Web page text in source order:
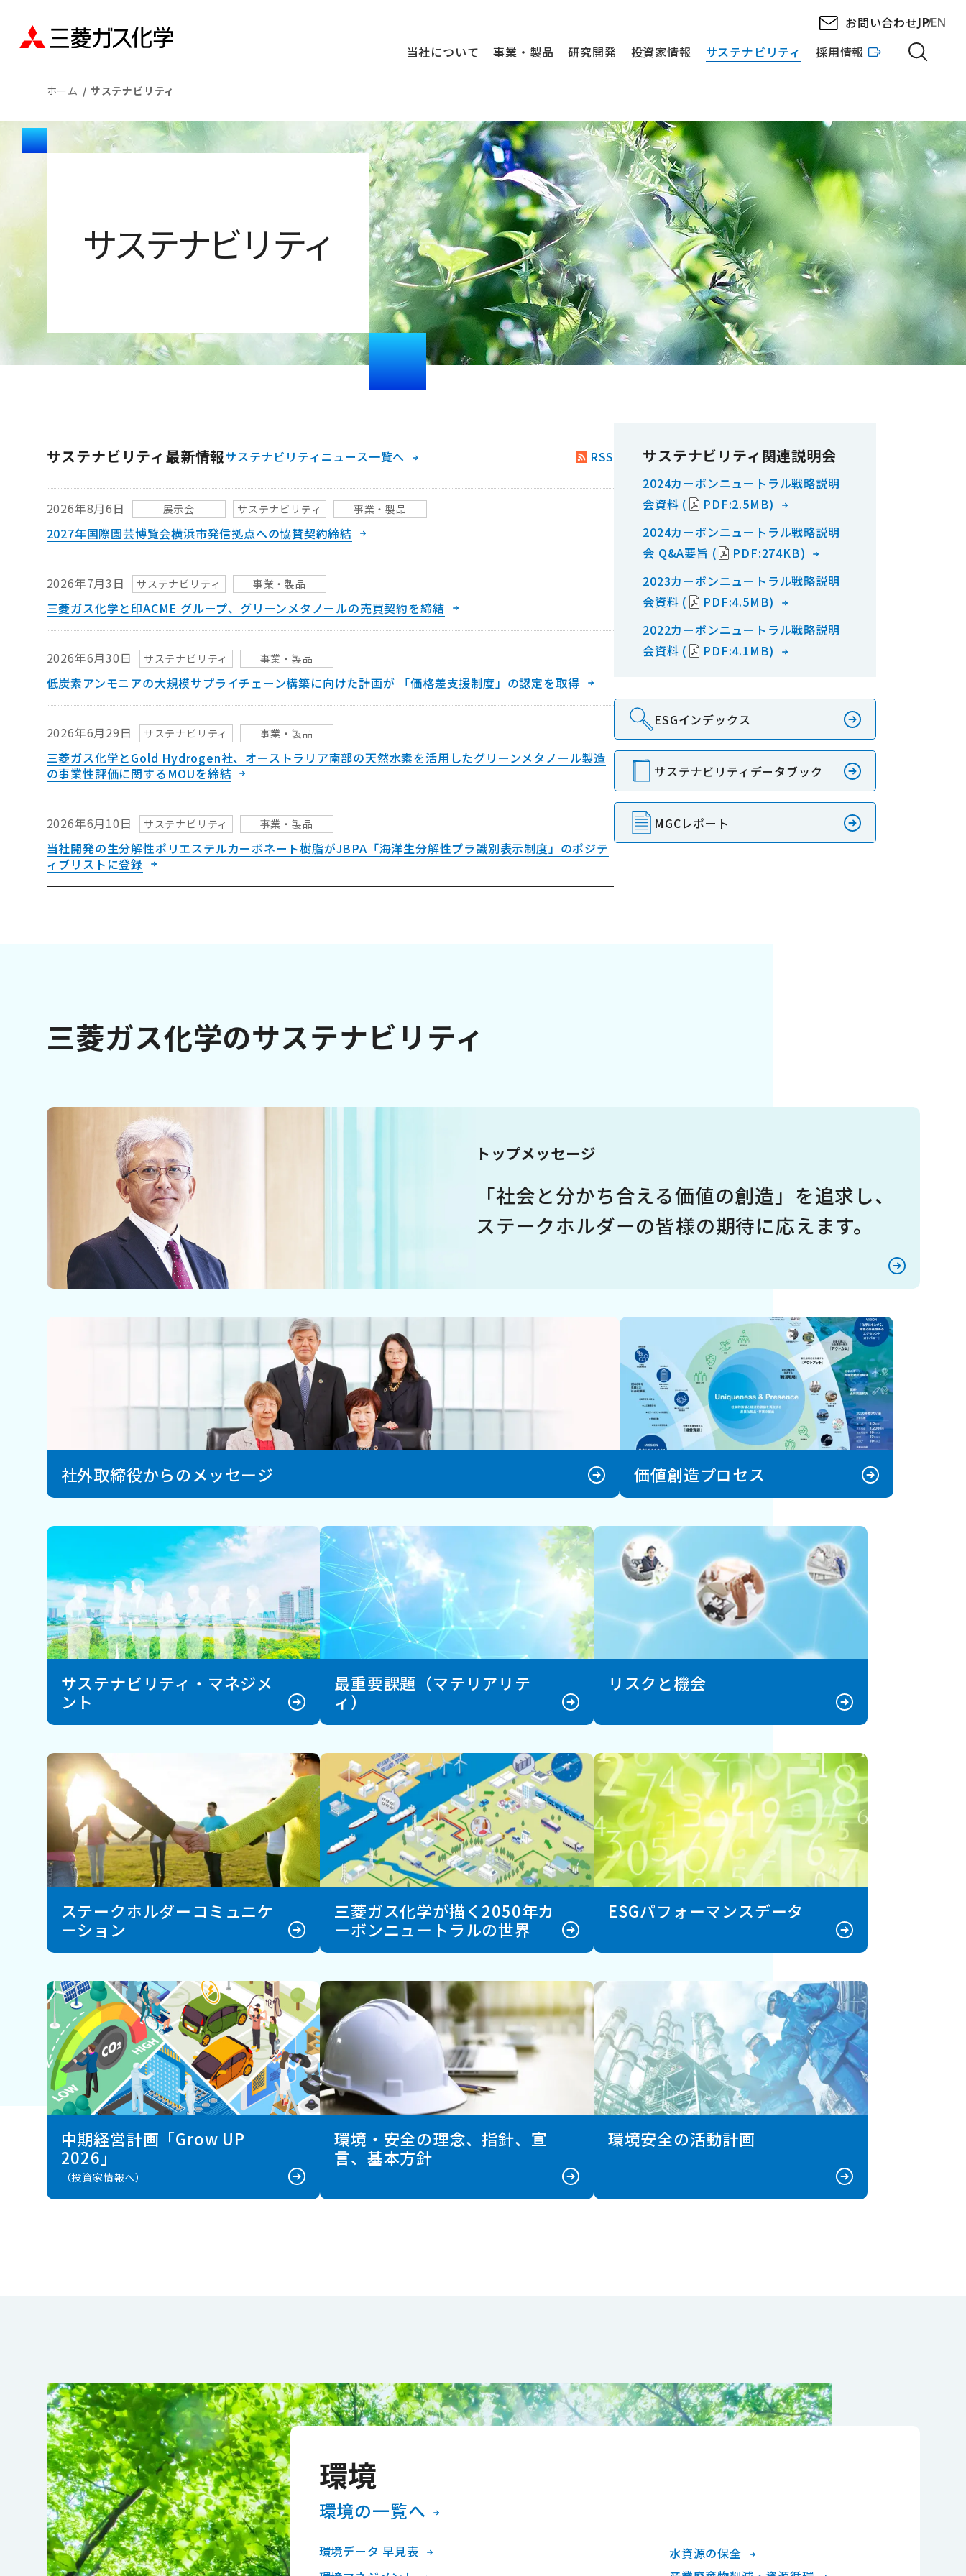
当社について 事業・製品 研究開発 投資家情報 サステナビリティ 採用情報
お問い合わせJPEN
ホーム サステナビリティ
サステナビリティ
サステナビリティ最新情報サステナビリティニュース一覧へ RSS
2026年8月6日 展示会 サステナビリティ 事業・製品
2027年国際園芸博覧会横浜市発信拠点への協賛契約締結
2026年7月3日 サステナビリティ 事業・製品
三菱ガス化学と印ACME グループ、グリーンメタノールの売買契約を締結
2026年6月30日 サステナビリティ 事業・製品
低炭素アンモニアの大規模サプライチェーン構築に向けた計画が 「価格差支援制度」の認定を取得
2026年6月29日 サステナビリティ 事業・製品
三菱ガス化学とGold Hydrogen社、オーストラリア南部の天然水素を活用したグリーンメタノール製造
の事業性評価に関するMOUを締結
2026年6月10日 サステナビリティ 事業・製品
当社開発の生分解性ポリエステルカーボネート樹脂がJBPA「海洋生分解性プラ識別表示制度」のポジテ
ィブリストに登録
サステナビリティ関連説明会
2024カーボンニュートラル戦略説明
会資料 (
PDF:2.5MB)
2024カーボンニュートラル戦略説明
会 Q&A要旨 (
PDF:274KB)
2023カーボンニュートラル戦略説明
会資料 (
PDF:4.5MB)
2022カーボンニュートラル戦略説明
会資料 (
PDF:4.1MB)
ESGインデックス
サステナビリティデータブック
MGCレポート
三菱ガス化学のサステナビリティ
トップメッセージ
「社会と分かち合える価値の創造」を追求し、
ステークホルダーの皆様の期待に応えます。
社外取締役からのメッセージ 価値創造プロセス
サステナビリティ・マネジメ
ント
最重要課題（マテリアリテ
ィ）
リスクと機会
ステークホルダーコミュニケ
ーション
三菱ガス化学が描く2050年カ
ーボンニュートラルの世界
ESGパフォーマンスデータ
中期経営計画「Grow UP
2026」
（投資家情報へ）
環境・安全の理念、指針、宣
言、基本方針
環境安全の活動計画
環境
環境の一覧へ
環境データ 早見表
水資源の保全